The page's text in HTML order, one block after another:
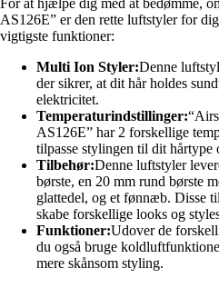
AS126E” er den rette luftstyler for
vigtigste funktioner:
Multi Ion Styler:Denne
der sikrer, at dit hår holdes
elektricitet.
Temperaturindstillinger:
AS126E” har 2 forskellige
tilpasse stylingen til dit hårtype
Tilbehør:Denne luftstyler
børste, en 20 mm rund børste
glattedel, og et fønnæb. Disse
skabe forskellige looks og
Funktioner:Udover de
du også bruge
mere skånsom styling.